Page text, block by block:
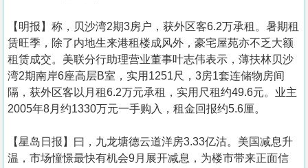
【明报】称，贝沙湾2期3房户，获外区客6.2万承租。暑期租
赁旺季，除了内地生来港租楼成风外，豪宅屋苑亦不乏大额
租赁成交。美联分行助理营业董事叶志伟表示，薄扶林贝沙
湾2期南岸6座高层B室，实用1251尺，3房1套连储物房间
隔，获外区客以月租6.2万元承租，实用尺租约49.6元。业主
2005年8月约1330万元一手购入，租金回报约5.6厘。
【星岛日报】曰，九龙塘德云道洋房3.33亿沽。美国减息升
温，市场憧憬最快有机会9月展开减息，为楼市带来正面信